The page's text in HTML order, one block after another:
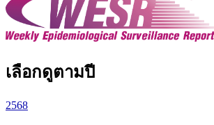
เลือกดูตามปี
2568